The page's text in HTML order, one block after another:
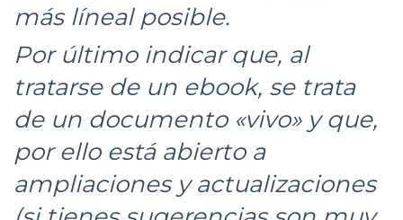
más líneal posible.
Por último indicar que, al
tratarse de un ebook, se trata
de un documento «vivo» y que,
por ello está abierto a
ampliaciones y actualizaciones